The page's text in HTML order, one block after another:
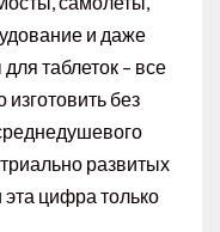
и даже
таблеток – все
без
развитых
эта цифра только